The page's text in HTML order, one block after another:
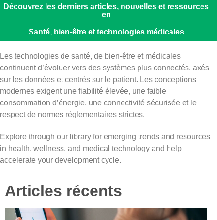
Découvrez les derniers articles, nouvelles et ressources
en
Santé, bien-être et technologies médicales
Les technologies de santé, de bien-être et médicales
continuent d’évoluer vers des systèmes plus connectés, axés
sur les données et centrés sur le patient. Les conceptions
modernes exigent une fiabilité élevée, une faible
consommation d’énergie, une connectivité sécurisée et le
respect de normes réglementaires strictes.
Explore through our library for emerging trends and resources
in health, wellness, and medical technology and help
accelerate your development cycle.
Articles récents